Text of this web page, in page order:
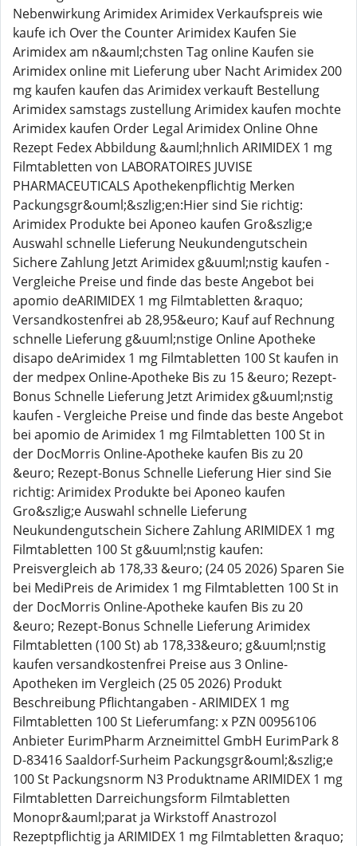
Nebenwirkung Arimidex Arimidex Verkaufspreis wie
kaufe ich Over the Counter Arimidex Kaufen Sie
Arimidex am n&auml;chsten Tag online Kaufen sie
Arimidex online mit Lieferung uber Nacht Arimidex 200
mg kaufen kaufen das Arimidex verkauft Bestellung
Arimidex samstags zustellung Arimidex kaufen mochte
Arimidex kaufen Order Legal Arimidex Online Ohne
Rezept Fedex Abbildung &auml;hnlich ARIMIDEX 1 mg
Filmtabletten von LABORATOIRES JUVISE
PHARMACEUTICALS Apothekenpflichtig Merken
Packungsgr&ouml;&szlig;en:Hier sind Sie richtig:
Arimidex Produkte bei Aponeo kaufen Gro&szlig;e
Auswahl schnelle Lieferung Neukundengutschein
Sichere Zahlung Jetzt Arimidex g&uuml;nstig kaufen -
Vergleiche Preise und finde das beste Angebot bei
apomio deARIMIDEX 1 mg Filmtabletten &raquo;
Versandkostenfrei ab 28,95&euro; Kauf auf Rechnung
schnelle Lieferung g&uuml;nstige Online Apotheke
disapo deArimidex 1 mg Filmtabletten 100 St kaufen in
der medpex Online-Apotheke Bis zu 15 &euro; Rezept-
Bonus Schnelle Lieferung Jetzt Arimidex g&uuml;nstig
kaufen - Vergleiche Preise und finde das beste Angebot
bei apomio de Arimidex 1 mg Filmtabletten 100 St in
der DocMorris Online-Apotheke kaufen Bis zu 20
&euro; Rezept-Bonus Schnelle Lieferung Hier sind Sie
richtig: Arimidex Produkte bei Aponeo kaufen
Gro&szlig;e Auswahl schnelle Lieferung
Neukundengutschein Sichere Zahlung ARIMIDEX 1 mg
Filmtabletten 100 St g&uuml;nstig kaufen:
Preisvergleich ab 178,33 &euro; (24 05 2026) Sparen Sie
bei MediPreis de Arimidex 1 mg Filmtabletten 100 St in
der DocMorris Online-Apotheke kaufen Bis zu 20
&euro; Rezept-Bonus Schnelle Lieferung Arimidex
Filmtabletten (100 St) ab 178,33&euro; g&uuml;nstig
kaufen versandkostenfrei Preise aus 3 Online-
Apotheken im Vergleich (25 05 2026) Produkt
Beschreibung Pflichtangaben - ARIMIDEX 1 mg
Filmtabletten 100 St Lieferumfang: x PZN 00956106
Anbieter EurimPharm Arzneimittel GmbH EurimPark 8
D-83416 Saaldorf-Surheim Packungsgr&ouml;&szlig;e
100 St Packungsnorm N3 Produktname ARIMIDEX 1 mg
Filmtabletten Darreichungsform Filmtabletten
Monopr&auml;parat ja Wirkstoff Anastrozol
Rezeptpflichtig ja ARIMIDEX 1 mg Filmtabletten &raquo;